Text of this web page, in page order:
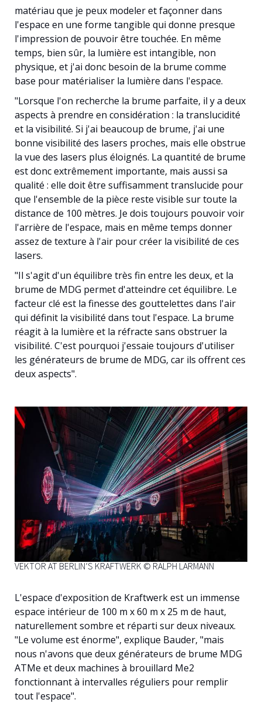
matériau que je peux modeler et façonner dans
l'espace en une forme tangible qui donne presque
l'impression de pouvoir être touchée. En même
temps, bien sûr, la lumière est intangible, non
physique, et j'ai donc besoin de la brume comme
base pour matérialiser la lumière dans l'espace.
"Lorsque l'on recherche la brume parfaite, il y a deux
aspects à prendre en considération : la translucidité
et la visibilité. Si j'ai beaucoup de brume, j'ai une
bonne visibilité des lasers proches, mais elle obstrue
la vue des lasers plus éloignés. La quantité de brume
est donc extrêmement importante, mais aussi sa
qualité : elle doit être suffisamment translucide pour
que l'ensemble de la pièce reste visible sur toute la
distance de 100 mètres. Je dois toujours pouvoir voir
l'arrière de l'espace, mais en même temps donner
assez de texture à l'air pour créer la visibilité de ces
lasers.
"Il s'agit d'un équilibre très fin entre les deux, et la
brume de MDG permet d'atteindre cet équilibre. Le
facteur clé est la finesse des gouttelettes dans l'air
qui définit la visibilité dans tout l'espace. La brume
réagit à la lumière et la réfracte sans obstruer la
visibilité. C'est pourquoi j'essaie toujours d'utiliser
les générateurs de brume de MDG, car ils offrent ces
deux aspects".
VEKTOR AT BERLIN’S KRAFTWERK © RALPH LARMANN
L'espace d'exposition de Kraftwerk est un immense
espace intérieur de 100 m x 60 m x 25 m de haut,
naturellement sombre et réparti sur deux niveaux.
"Le volume est énorme", explique Bauder, "mais
nous n'avons que deux générateurs de brume MDG
ATMe et deux machines à brouillard Me2
fonctionnant à intervalles réguliers pour remplir
tout l'espace".